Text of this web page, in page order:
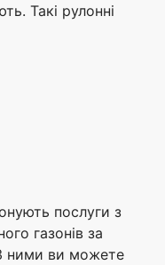
Такі рулонні
послуги з
газонів за
ними ви можете